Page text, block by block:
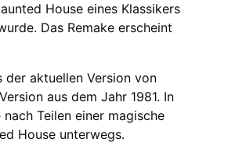
House eines Klassikers
Das Remake erscheint
der aktuellen Version von
aus dem Jahr 1981. In
Teilen einer magische
House unterwegs.